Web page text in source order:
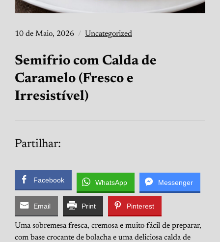
10 de Maio, 2026 Uncategorized
Semifrio com Calda de
Caramelo (Fresco e
Irresistível)
Partilhar:
Facebook WhatsApp Messenger
Email Print Pinterest
Uma sobremesa fresca, cremosa e muito fácil de preparar,
com base crocante de bolacha e uma deliciosa calda de